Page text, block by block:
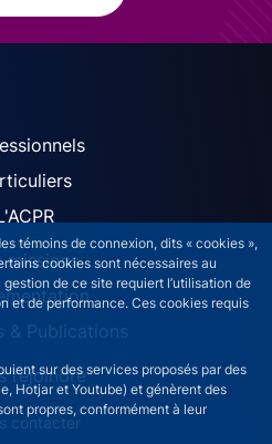
témoins de connexion, dits « cookies »,
cookies sont nécessaires au
de ce site requiert l’utilisation de
et de performance. Ces cookies requis
sur des services proposés par des
Hotjar et Youtube) et génèrent des
propres, conformément à leur
missions
& Publications
rejoindre
(French)
contacter